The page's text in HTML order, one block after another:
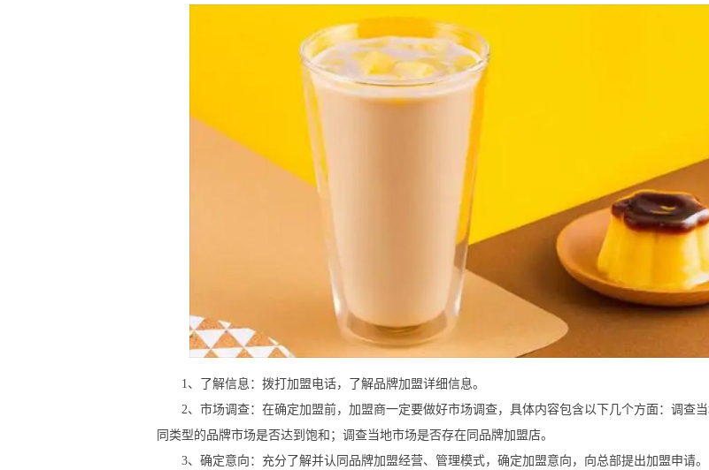
1、了解信息：拨打加盟电话，了解品牌加盟详细信息。
2、市场调查：在确定加盟前，加盟商一定要做好市场调查，具体内容包含以下几个方面：调查
同类型的品牌市场是否达到饱和；调查当地市场是否存在同品牌加盟店。
3、确定意向：充分了解并认同品牌加盟经营、管理模式，确定加盟意向，向总部提出加盟申请。